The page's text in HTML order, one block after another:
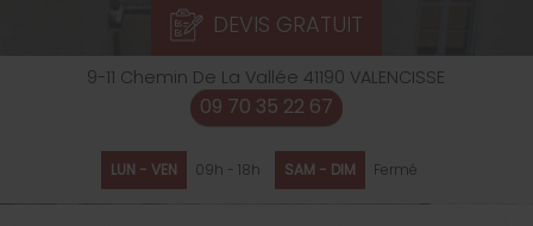
9-11 Chemin De La Vallée 41190 VALENCISSE
09 70 35 22 67
LUN - VEN 09h - 18h SAM - DIM Fermé
DEVIS GRATUIT